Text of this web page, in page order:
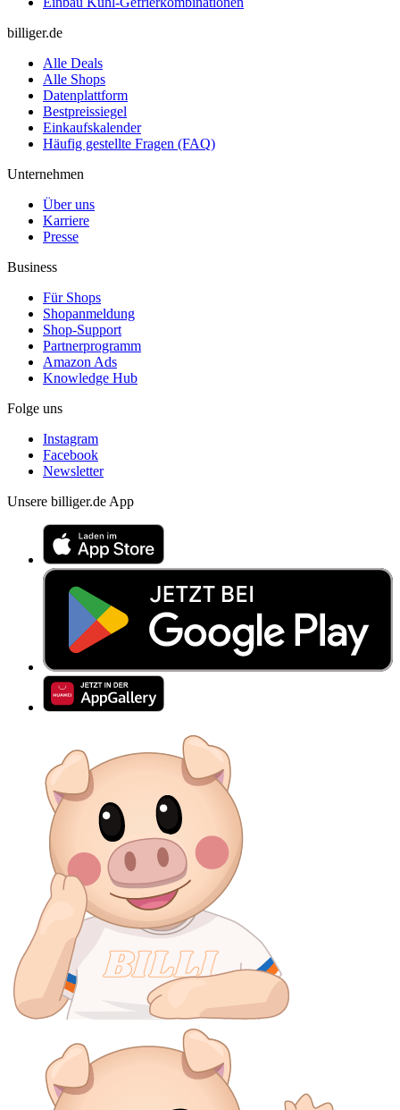
billiger.de
Alle Deals
Alle Shops
Datenplattform
Bestpreissiegel
Einkaufskalender
Häufig gestellte Fragen (FAQ)
Unternehmen
Über uns
Karriere
Presse
Business
Für Shops
Shopanmeldung
Shop-Support
Partnerprogramm
Amazon Ads
Knowledge Hub
Folge uns
Instagram
Facebook
Newsletter
Unsere billiger.de App